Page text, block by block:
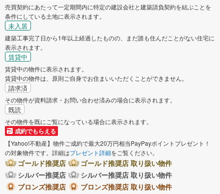
八尾市 泉佐野市
富田林市
河内長野市
大東市 和泉市
箕面市
羽曳野市
摂津市 高石市
藤井寺市 東大阪市
売買契約にあたって一定期間内に特定の建設会社と建築請負契約を結ぶことを
条件にしている土地に表示されます。
未入居
建築工事完了日から1年以上経過したものの、まだ誰も住んだことがない住宅に
表示されます。
賃貸中
賃貸中の物件に表示されます。
賃貸中の物件は、原則ご自身でお住まいいただくことができません。
請求済
その物件が資料請求・お問い合わせ済みの場合に表示されます。
既読
その物件を既にご覧になっている場合に表示されます。
成約でもらえる
【Yahoo!不動産】物件ご成約で最大20万円相当PayPayポイントプレゼント！
の対象物件です。詳細はプレゼント詳細をご覧ください。
ゴールド推奨店
ゴールド推奨店 取り扱い物件
シルバー推奨店
シルバー推奨店 取り扱い物件
ブロンズ推奨店
ブロンズ推奨店 取り扱い物件